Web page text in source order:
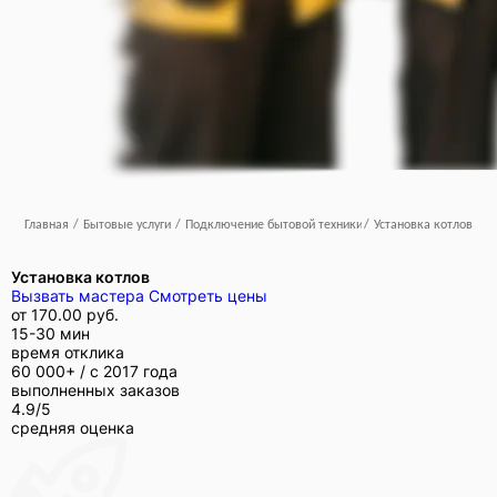
Главная / Бытовые услуги / Подключение бытовой техники/ Установка котлов
Установка котлов
Вызвать мастера Смотреть цены
от 170.00 руб.
15-30 мин
время отклика
60 000+ / с 2017 года
выполненных заказов
4.9/5
средняя оценка